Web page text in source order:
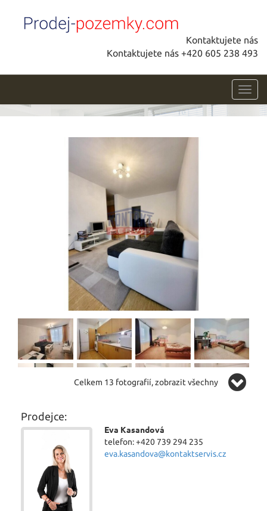
Kontaktujete nás
Kontaktujete nás +420 605 238 493
Celkem 13 fotografií, zobrazit všechny
Prodejce:
Eva Kasandová
telefon: +420 739 294 235
eva.kasandova@kontaktservis.cz